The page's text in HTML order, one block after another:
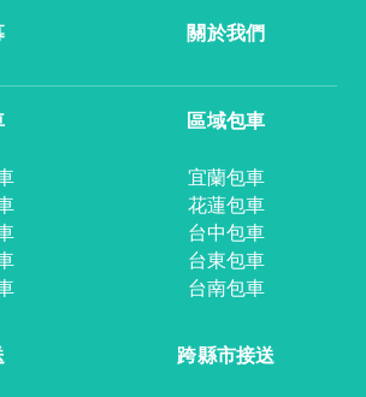
關於我們
區域包車
宜蘭包車
花蓮包車
台中包車
台東包車
台南包車
跨縣市接送